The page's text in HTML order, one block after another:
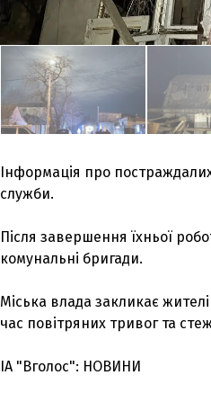
Інформація про
служби.
Після завершення їхньої
комунальні бригади.
Міська влада закликає
час повітряних тривог та
ІА "Вголос": НОВИНИ